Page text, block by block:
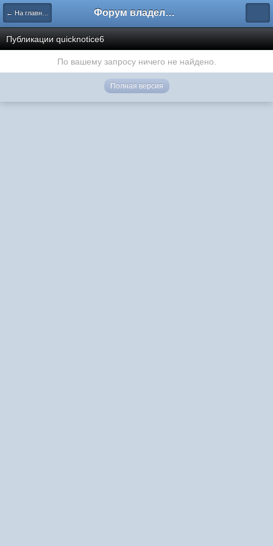
← На главную Форум владельцев интернет-магазинов
Публикации quicknotice6
По вашему запросу ничего не найдено.
Полная версия